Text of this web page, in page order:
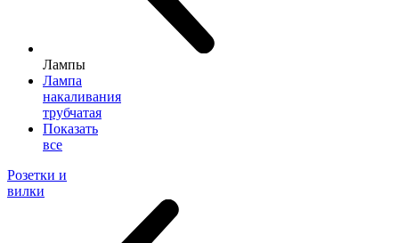
Лампы
Лампа
накаливания
трубчатая
Показать
все
Розетки и
вилки